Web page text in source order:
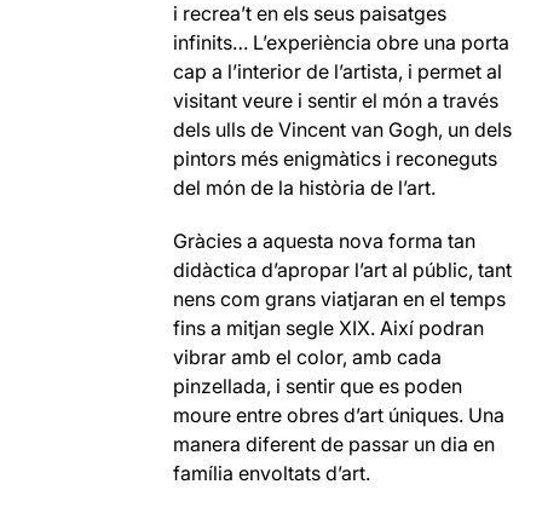
i recrea’t en els seus paisatges
infinits… L’experiència obre una porta
cap a l’interior de l’artista, i permet al
visitant veure i sentir el món a través
dels ulls de Vincent van Gogh, un dels
pintors més enigmàtics i reconeguts
del món de la història de l’art.
Gràcies a aquesta nova forma tan
didàctica d’apropar l’art al públic, tant
nens com grans viatjaran en el temps
fins a mitjan segle XIX. Així podran
vibrar amb el color, amb cada
pinzellada, i sentir que es poden
moure entre obres d’art úniques. Una
manera diferent de passar un dia en
família envoltats d’art.